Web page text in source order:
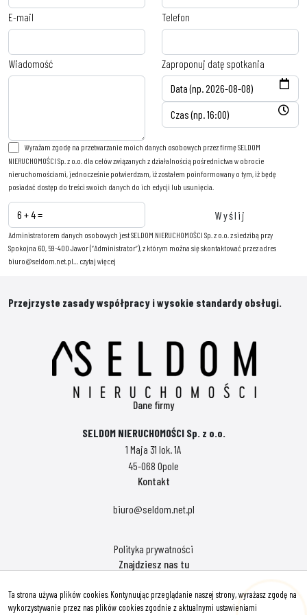
E-mail Telefon
Wiadomość Zaproponuj datę spotkania
Wyrażam zgodę na przetwarzanie moich danych osobowych przez firmę SELDOM
NIERUCHOMOŚCI Sp. z o.o. dla celów związanych z działalnością pośrednictwa w obrocie
nieruchomościami, jednocześnie potwierdzam, iż zostałem poinformowany o tym, iż będę
posiadać dostęp do treści swoich danych do ich edycji lub usunięcia.
Administratorem danych osobowych jest SELDOM NIERUCHOMOŚCI Sp. z o.o. z siedzibą przy
Spokojna 6D, 59-400 Jawor (“Administrator”), z którym można się skontaktować przez adres
biuro@seldom.net.pl… czytaj więcej
Przejrzyste zasady współpracy i wysokie standardy obsługi.
Dane firmy
SELDOM NIERUCHOMOŚCI Sp. z o.o.
1 Maja 31 lok. 1A
45-068 Opole
Kontakt
biuro@seldom.net.pl
Polityka prywatności
Znajdziesz nas tu
Ta strona używa plików cookies. Kontynuując przeglądanie naszej strony, wyrażasz zgodę na
wykorzystywanie przez nas plików cookies zgodnie z aktualnymi ustawieniami